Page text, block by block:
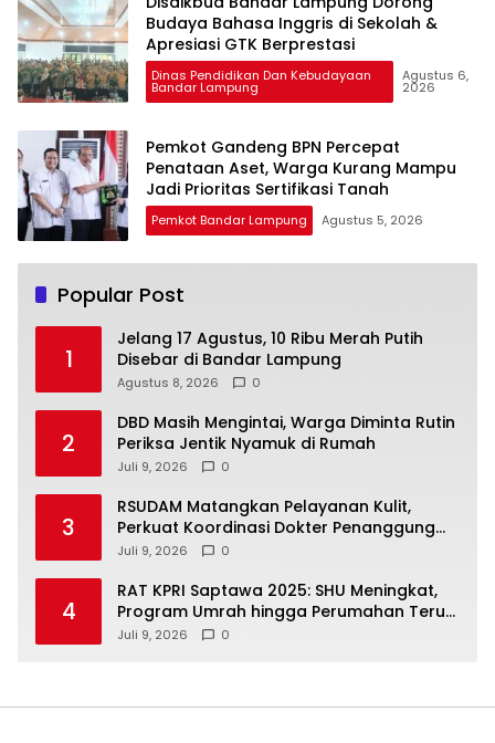
Budaya Bahasa Inggris di Sekolah &
Apresiasi GTK Berprestasi
Dinas Pendidikan Dan Kebudayaan
Bandar Lampung
Agustus 6,
2026
Pemkot Gandeng BPN Percepat
Penataan Aset, Warga Kurang Mampu
Jadi Prioritas Sertifikasi Tanah
Pemkot Bandar Lampung Agustus 5, 2026
Popular Post
1
Jelang 17 Agustus, 10 Ribu Merah Putih
Disebar di Bandar Lampung
Agustus 8, 2026 0
2
DBD Masih Mengintai, Warga Diminta Rutin
Periksa Jentik Nyamuk di Rumah
Juli 9, 2026 0
3
RSUDAM Matangkan Pelayanan Kulit,
Perkuat Koordinasi Dokter Penanggung
Jawab Pasien
Juli 9, 2026 0
4
RAT KPRI Saptawa 2025: SHU Meningkat,
Program Umrah hingga Perumahan Terus
Dikembangkan
Juli 9, 2026 0